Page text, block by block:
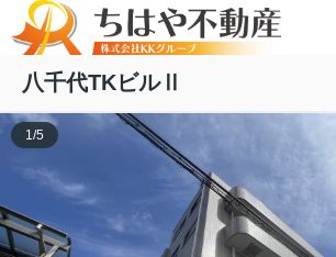
八千代TKビルⅡ
1/5